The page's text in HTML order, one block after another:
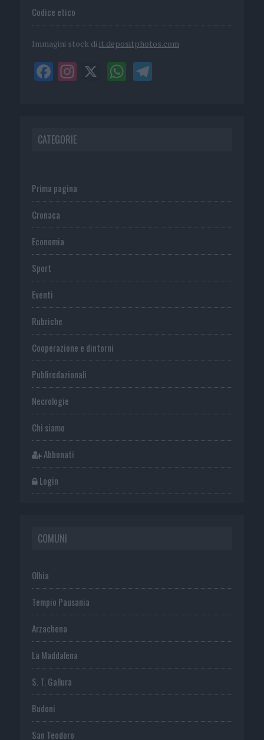
Codice etico
Immagini stock di it.depositphotos.com
CATEGORIE
Prima pagina
Cronaca
Economia
Sport
Eventi
Rubriche
Cooperazione e dintorni
Publiredazionali
Necrologie
Chi siamo
Abbonati
Login
COMUNI
Olbia
Tempio Pausania
Arzachena
La Maddalena
S. T. Gallura
Budoni
San Teodoro